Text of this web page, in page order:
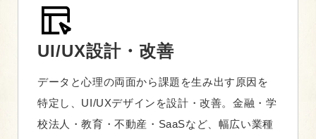
UI/UX設計・改善
データと心理の両面から課題を生み出す原因を
特定し、UI/UXデザインを設計・改善。金融・学
校法人・教育・不動産・SaaSなど、幅広い業種